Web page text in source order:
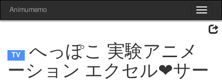
Toggle
Animumemo
へっぽこ 実験アニメ
ーション エクセル❤サー